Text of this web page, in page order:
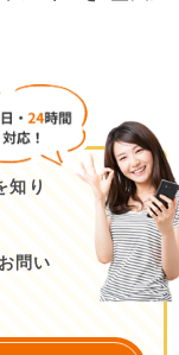
知り
問い